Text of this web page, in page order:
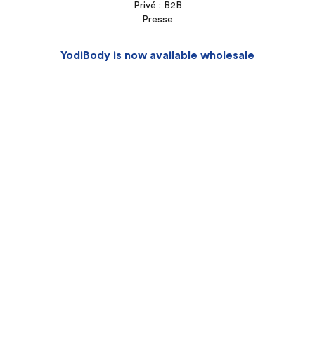
Privé : B2B
Presse
YodiBody is now available wholesale